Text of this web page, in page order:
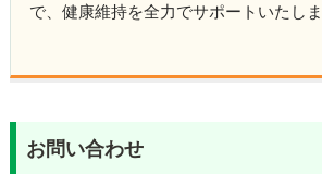
で、健康維持を全力でサポートいたしま
お問い合わせ